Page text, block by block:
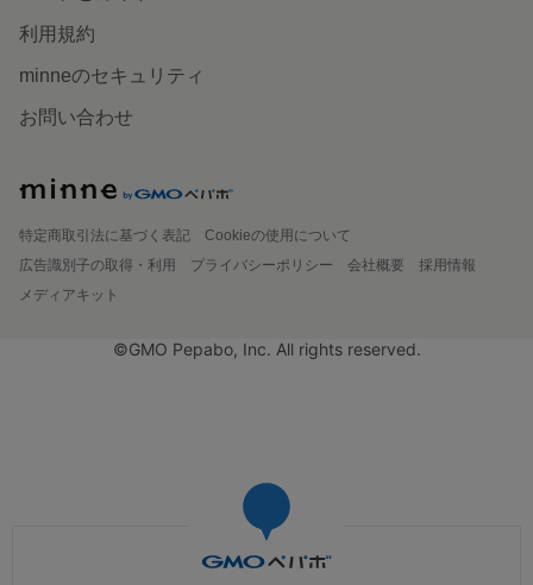
利用規約
minneのセキュリティ
お問い合わせ
特定商取引法に基づく表記
Cookieの使用について
広告識別子の取得・利用
プライバシーポリシー 会社概要
採用情報
メディアキット
©GMO Pepabo, Inc. All rights reserved.